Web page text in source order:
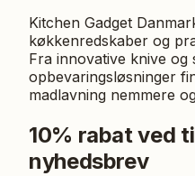
Kitchen Gadget
køkkenredskaber og
Fra innovative knive
opbevaringsløsninger
madlavning nemmere
10% rabat ved
nyhedsbrev